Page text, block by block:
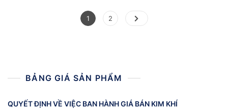
Phân
Page
1 Page
2
BẢNG GIÁ SẢN PHẨM
QUYẾT ĐỊNH VỀ VIỆC BAN HÀNH GIÁ BÁN KIM KHÍ